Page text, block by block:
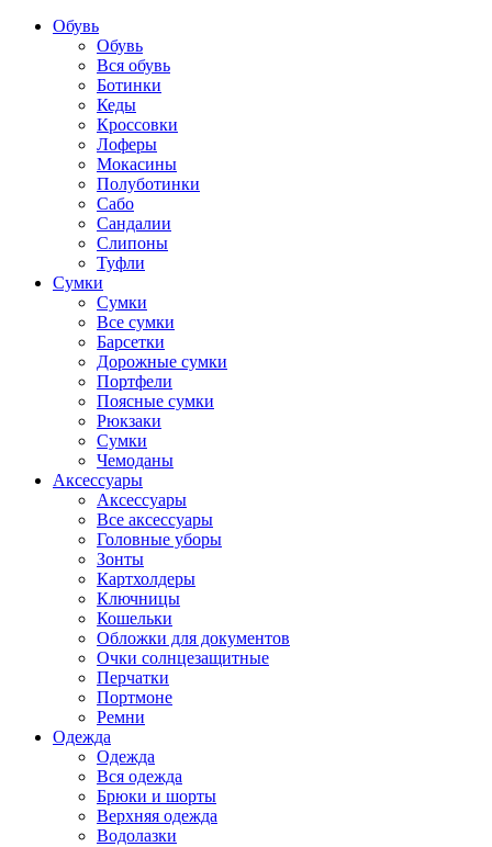
Обувь
Обувь
Вся обувь
Ботинки
Кеды
Кроссовки
Лоферы
Мокасины
Полуботинки
Сабо
Сандалии
Слипоны
Туфли
Сумки
Сумки
Все сумки
Барсетки
Дорожные сумки
Портфели
Поясные сумки
Рюкзаки
Сумки
Чемоданы
Аксессуары
Аксессуары
Все аксессуары
Головные уборы
Зонты
Картхолдеры
Ключницы
Кошельки
Обложки для документов
Очки солнцезащитные
Перчатки
Портмоне
Ремни
Одежда
Одежда
Вся одежда
Брюки и шорты
Верхняя одежда
Водолазки